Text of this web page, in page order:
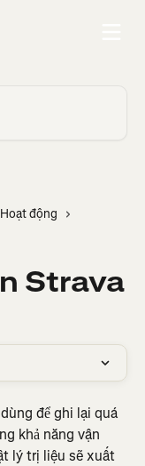
động
Strava
để ghi lại quá
khả năng vận
lý trị liệu sẽ xuất